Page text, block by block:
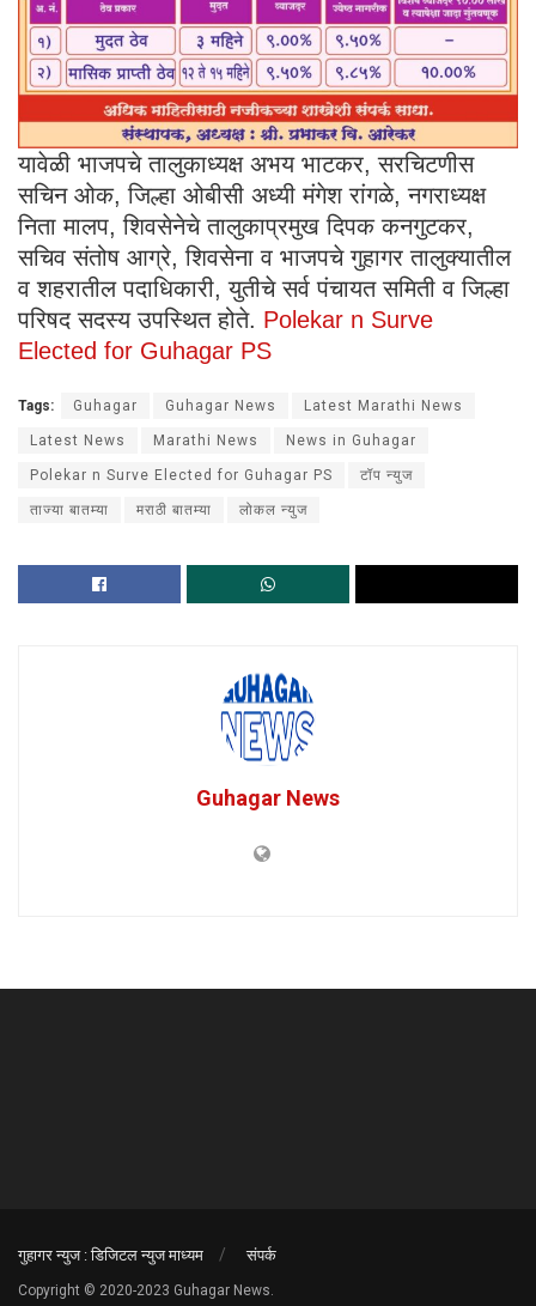
यावेळी भाजपचे तालुकाध्यक्ष अभय भाटकर, सरचिटणीस
सचिन ओक, जिल्हा ओबीसी अध्यी मंगेश रांगळे, नगराध्यक्ष
निता मालप, शिवसेनेचे तालुकाप्रमुख दिपक कनगुटकर,
सचिव संतोष आग्रे, शिवसेना व भाजपचे गुहागर तालुक्यातील
व शहरातील पदाधिकारी, युतीचे सर्व पंचायत समिती व जिल्हा
परिषद सदस्य उपस्थित होते. Polekar n Surve
Elected for Guhagar PS
Tags: Guhagar Guhagar News Latest Marathi News
Latest News Marathi News News in Guhagar
Polekar n Surve Elected for Guhagar PS टॉप न्युज
ताज्या बातम्या मराठी बातम्या लोकल न्युज
Guhagar News
गुहागर न्युज : डिजिटल न्युज माध्यम संपर्क
Copyright © 2020-2023 Guhagar News.